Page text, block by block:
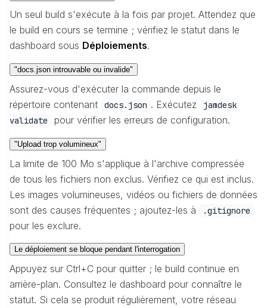
Un seul build s'exécute à la fois par projet. Attendez que
le build en cours se termine ; vérifiez le statut dans le
dashboard sous Déploiements.
"docs.json introuvable ou invalide"
Assurez-vous d'exécuter la commande depuis le
répertoire contenant
docs.json . Exécutez
jamdesk
validate
pour vérifier les erreurs de configuration.
"Upload trop volumineux"
La limite de 100 Mo s'applique à l'archive compressée
de tous les fichiers non exclus. Vérifiez ce qui est inclus.
Les images volumineuses, vidéos ou fichiers de données
sont des causes fréquentes ; ajoutez-les à
.gitignore
pour les exclure.
Le déploiement se bloque pendant l'interrogation
Appuyez sur Ctrl+C pour quitter ; le build continue en
arrière-plan. Consultez le dashboard pour connaître le
statut. Si cela se produit régulièrement, votre réseau